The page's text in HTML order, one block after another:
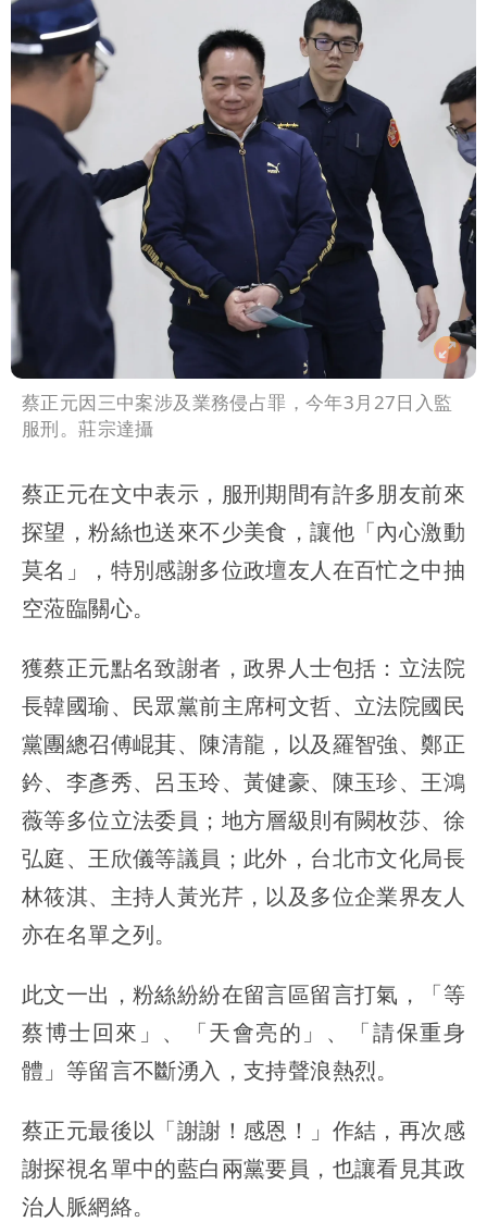
蔡正元因三中案涉及業務侵占罪，今年3月27日入監
服刑。莊宗達攝
蔡正元在文中表示，服刑期間有許多朋友前來
探望，粉絲也送來不少美食，讓他「內心激動
莫名」，特別感謝多位政壇友人在百忙之中抽
空蒞臨關心。
獲蔡正元點名致謝者，政界人士包括：立法院
長韓國瑜、民眾黨前主席柯文哲、立法院國民
黨團總召傅崐萁、陳清龍，以及羅智強、鄭正
鈐、李彥秀、呂玉玲、黃健豪、陳玉珍、王鴻
薇等多位立法委員；地方層級則有闕枚莎、徐
弘庭、王欣儀等議員；此外，台北市文化局長
林筱淇、主持人黃光芹，以及多位企業界友人
亦在名單之列。
此文一出，粉絲紛紛在留言區留言打氣，「等
蔡博士回來」、「天會亮的」、「請保重身
體」等留言不斷湧入，支持聲浪熱烈。
蔡正元最後以「謝謝！感恩！」作結，再次感
謝探視名單中的藍白兩黨要員，也讓看見其政
治人脈網絡。